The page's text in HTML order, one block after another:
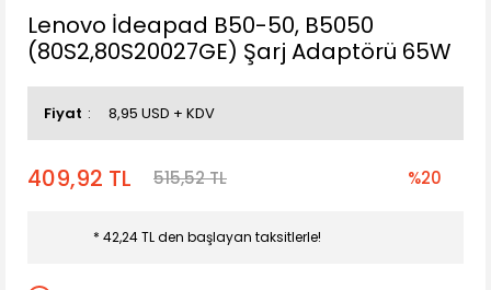
Lenovo İdeapad B50-50, B5050
(80S2,80S20027GE) Şarj Adaptörü 65W
Fiyat 8,95 USD + KDV
409,92 TL 515,52 TL %20
* 42,24 TL den başlayan taksitlerle!